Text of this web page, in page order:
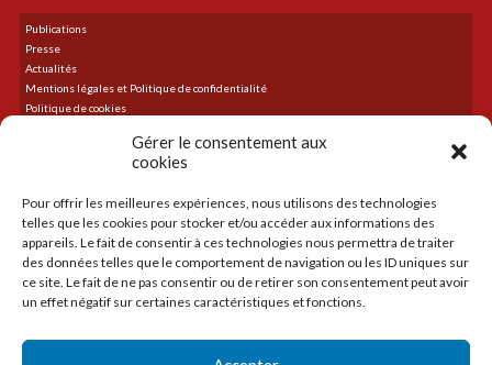
Gérer le consentement aux
cookies
Pour offrir les meilleures expériences, nous utilisons des technologies
telles que les cookies pour stocker et/ou accéder aux informations des
appareils. Le fait de consentir à ces technologies nous permettra de traiter
des données telles que le comportement de navigation ou les ID uniques sur
ce site. Le fait de ne pas consentir ou de retirer son consentement peut avoir
un effet négatif sur certaines caractéristiques et fonctions.
Publications
Presse
Actualités
Mentions légales et Politique de confidentialité
Politique de cookies
DERNIER TWEET
Le flux Twitter n’est pas disponible pour le moment.